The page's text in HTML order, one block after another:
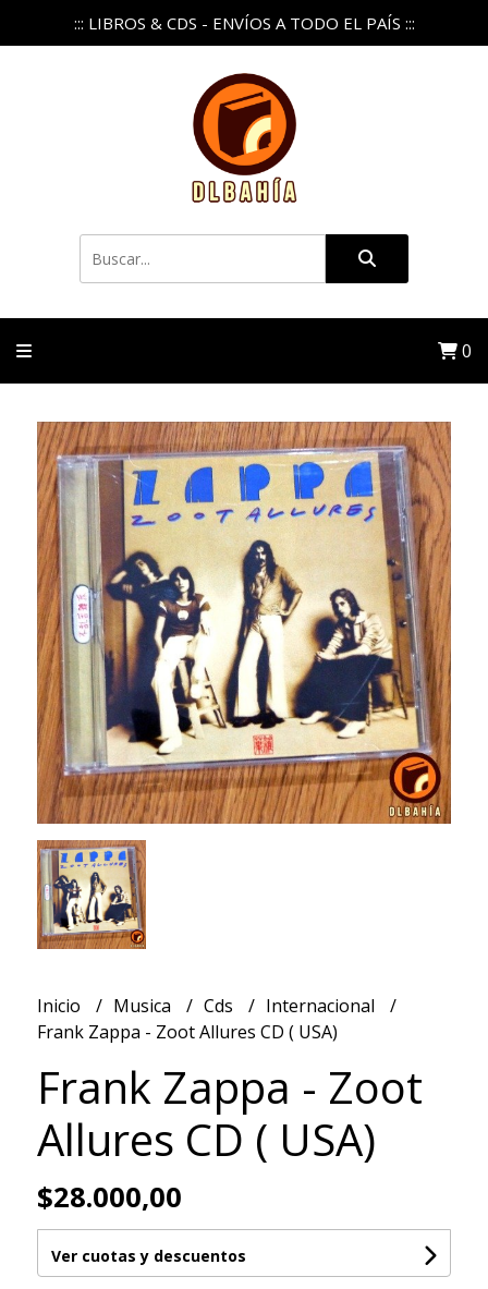
::: LIBROS & CDS - ENVÍOS A TODO EL PAÍS :::
0
Inicio Musica Cds
Internacional
Frank Zappa - Zoot Allures CD ( USA)
Frank Zappa - Zoot
Allures CD ( USA)
$28.000,00
Ver cuotas y descuentos